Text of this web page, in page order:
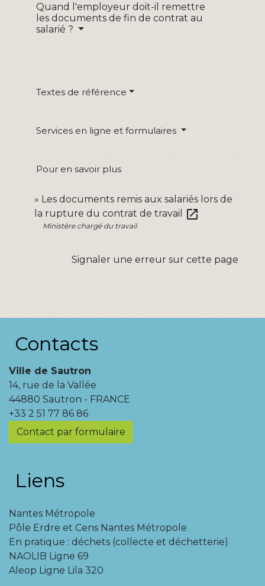
Quand l'employeur doit-il remettre
les documents de fin de contrat au
salarié ?
Textes de référence
Services en ligne et formulaires
Pour en savoir plus
Les documents remis aux salariés lors de
la rupture du contrat de travail
open_in_new
Ministère chargé du travail
Signaler une erreur sur cette page
Contacts
Ville de Sautron
14, rue de la Vallée
44880 Sautron - FRANCE
+33 2 51 77 86 86
Contact par formulaire
Liens
Nantes Métropole
Pôle Erdre et Cens Nantes Métropole
En pratique : déchets (collecte et déchetterie)
NAOLIB Ligne 69
Aleop Ligne Lila 320